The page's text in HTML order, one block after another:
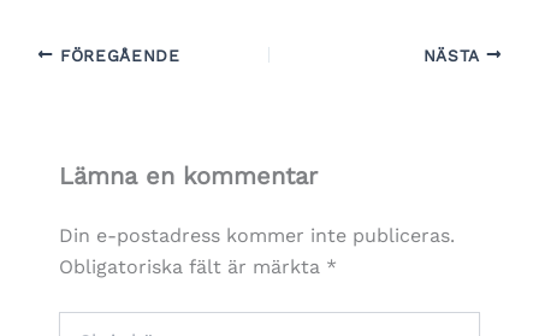
FÖREGÅENDE NÄSTA
Lämna en kommentar
Din e-postadress kommer inte publiceras.
Obligatoriska fält är märkta *